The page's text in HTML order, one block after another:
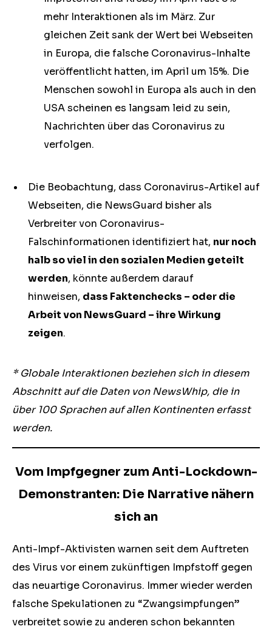
mehr Interaktionen als im März. Zur
gleichen Zeit sank der Wert bei Webseiten
in Europa, die falsche Coronavirus-Inhalte
veröffentlicht hatten, im April um 15%. Die
Menschen sowohl in Europa als auch in den
USA scheinen es langsam leid zu sein,
Nachrichten über das Coronavirus zu
verfolgen.
Die Beobachtung, dass Coronavirus-Artikel auf
Webseiten, die NewsGuard bisher als
Verbreiter von Coronavirus-
Falschinformationen identifiziert hat, nur noch
halb so viel in den sozialen Medien geteilt
werden, könnte außerdem darauf
hinweisen, dass Faktenchecks – oder die
Arbeit von NewsGuard – ihre Wirkung
zeigen.
* Globale Interaktionen beziehen sich in diesem
Abschnitt auf die Daten von NewsWhip, die in
über 100 Sprachen auf allen Kontinenten erfasst
werden.
Vom Impfgegner zum Anti-Lockdown-
Demonstranten: Die Narrative nähern
sich an
Anti-Impf-Aktivisten warnen seit dem Auftreten
des Virus vor einem zukünftigen Impfstoff gegen
das neuartige Coronavirus. Immer wieder werden
falsche Spekulationen zu “Zwangsimpfungen”
verbreitet sowie zu anderen schon bekannten